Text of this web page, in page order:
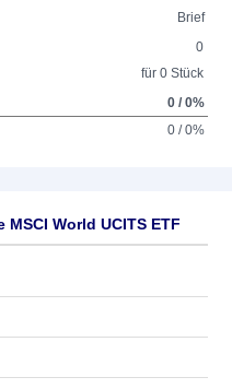
Brief
0
für 0 Stück
0 / 0%
0 / 0%
World UCITS ETF